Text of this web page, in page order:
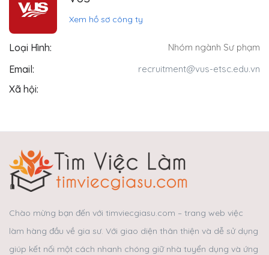
Xem hồ sơ công ty
Loại Hình: Nhóm ngành Sư phạm
Email: recruitment@vus-etsc.edu.vn
Xã hội:
Chào mừng bạn đến với timviecgiasu.com – trang web việc
làm hàng đầu về gia sư. Với giao diện thân thiện và dễ sử dụng
giúp kết nối một cách nhanh chóng giữ nhà tuyển dụng và ứng